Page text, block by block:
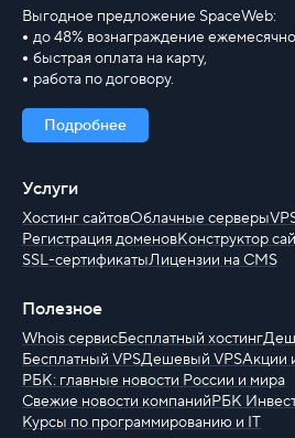
Выгодное предложение SpaceWeb:
до 48% вознаграждение
быстрая оплата на карту,
работа по договору.
Подробнее
Услуги
Хостинг сайтовОблачные серверы
Регистрация доменовКонструктор
SSL-сертификатыЛицензии на CMS
Полезное
Whois сервисБесплатный хостинг
Бесплатный VPSДешевый VPSАкции
РБК: главные новости России и мира
Свежие новости компанийРБК
Курсы по программированию и IT